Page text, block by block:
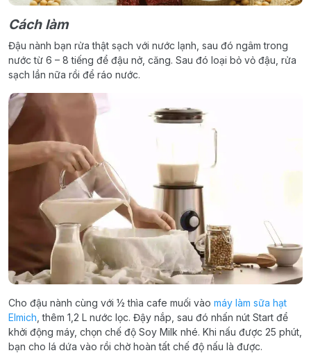
Cách làm
Đậu nành bạn rửa thật sạch với nước lạnh, sau đó ngâm trong
nước từ 6 – 8 tiếng để đậu nở, căng. Sau đó loại bỏ vỏ đậu, rửa
sạch lần nữa rồi để ráo nước.
Cho đậu nành cùng với ½ thìa cafe muối vào máy làm sữa hạt
Elmich , thêm 1,2 L nước lọc. Đậy nắp, sau đó nhấn nút Start để
khởi động máy, chọn chế độ Soy Milk nhé. Khi nấu được 25 phút,
bạn cho lá dứa vào rồi chờ hoàn tất chế độ nấu là được.